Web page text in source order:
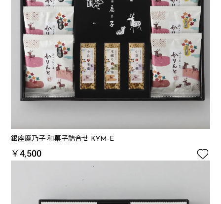
銀座鹿乃子 和菓子詰合せ KYM-E
￥4,500 